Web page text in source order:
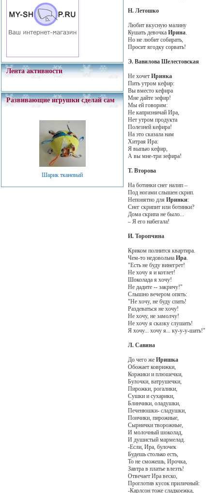
Лента активности
Развивающие игрушки сделай сам
Шарик тканевый
Н. Летошко
Любит вкусную малину
Кушать девочка Ирина.
Но не любит собирать,
Просит ягодку сорвать!
Э. Вавилова Шелестовская
Не хочет Иринка
Пить утром кефир:
Вы вместо кефира
Мне дайте зефир!
Мы ей говорим:
Не капризничай Ира,
Нет утром продукта
Полезней кефира!
На это сказала нам
Хитрая Ира:
Я выпью кефир,
А вы мне-три зефира!
Т. Второва
На ботинки снег налип –
Под ногами слышен скрип.
Непонятно для Иринки:
Снег скрипит или ботинки?
Дома скрипа не было...
– Я его набегала!
И. Торопчина
Криком полнится квартира.
Чем-то недовольна Ира.
"Есть не буду винегрет!
Не хочу я и котлет!
Шоколада я хочу!
Не дадите -- закричу!"
Слышно вечером опять:
"Не хочу, не буду спать!
Раздеваться не хочу!
Не хочу, не замолчу!
Не хочу я сказку слушать!
Я хочу... хочу я... ку-у-у-шать!"
Л. Савина
До чего же Иришка
Обожает коврижки,
Коржики и плюшечки,
Булочки, ватрушечки,
Пирожки, рогалики,
Сушки и сухарики,
Блинчики, оладушки,
Печенюшки- сладушки,
Пончики, пирожные,
Сырнички творожные,
И молочный шоколад,
И душистый мармелад.
-Если, Ира, булочек
Будешь столько есть,
То не сможешь, Ирочка,
Завтра в платье влезть!
Отвечает Ира веско,
Проглотив кусок приличный:
-Карлсон тоже сладкоежка,